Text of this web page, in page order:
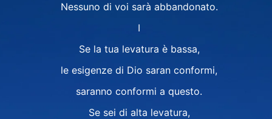
Nessuno di voi sarà abbandonato.
Ⅰ
Se la tua levatura è bassa,
le esigenze di Dio saran conformi,
saranno conformi a questo.
Se sei di alta levatura,